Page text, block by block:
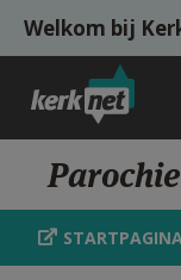
Overslaan en naar
Welkom bij
KERK